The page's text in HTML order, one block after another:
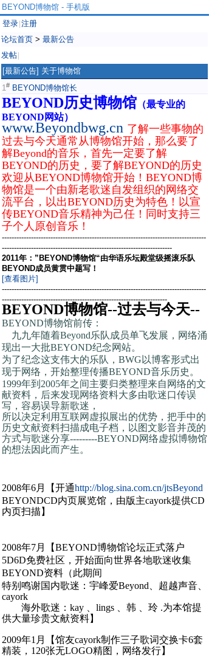
BEYOND博物馆 - 手机版
登录 注册
论坛首页 > 最新公告
发帖
[最新公告] 关于博物馆
1# BEYOND博物馆长
BEYOND历史博物馆 （最专业的
BEYOND网站）
www.Beyondbwg.cn 了解一些事物的
过去与今天通常从博物馆开始，那么要了
解Beyond的音乐，首先一定要了解
BEYOND的历史，要了解BEYOND的历史
欢迎从BEYOND博物馆开始！BEYOND博
物馆是一个由新老歌迷自发组织的网络交
流平台， 以出BEYOND历史为特色！ 以宣
传BEYOND音乐精神为己任！同时支持三
子个人原创音乐！
------------------------------------------------------------------------------------
----------------------------------------------------------------------
2011年：” BEYOND博物馆“由华语乐坛殿堂级摇滚乐队
BEYOND成员黄贯中题写！
[查看图片]
------------------------------------------------------------------------------------
--------------------------------------------------------------------
BEYOND博物馆--过去与今天--
BEYOND博物馆前传：
九九年随着Beyond乐队成员单飞发展，网络涌
现出一大批BEYOND纪念网站。
为了纪念这支伟大的乐队，BWG以博客形式出
现于网络，开始整理传播BEYOND音乐历史。
1999年到2005年之间主要归类整理来自网络的文
献资料，后来发现网络资料大多由歌迷口传误
写，容易误导新歌迷，
所以决定利用互联网虚拟展出的优势， 把手中的
历史文献资料扫描成电子档，以图文影音并茂的
方式与歌迷分享---------BEYOND网络虚拟博物馆
的想法因此而产生。
2008年6月【开通http://blog.sina.com.cn/jtsBeyond
BEYONDCD内页展览馆，由版主cayork提供CD
内页扫描】
2008年7月【BEYOND博物馆论坛正式落户
5D6D免费社区，开始面向世界各地歌迷收集
BEYOND资料（此期间
特别鸣谢国内歌迷：宇峰爱Beyond、超越声音、
cayork
海外歌迷：kay 、lings 、韩 、玲 .为本馆提
供大量珍贵文献资料】
2009年1月【馆友cayork制作三子歌词交换卡6套
精装，120张无LOGO精图，网络发行】